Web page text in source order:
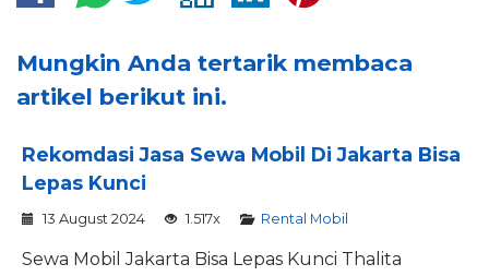
Mungkin Anda tertarik membaca
artikel berikut ini.
Rekomdasi Jasa Sewa Mobil Di Jakarta Bisa
Lepas Kunci
13 August 2024 1.517x Rental Mobil
Sewa Mobil Jakarta Bisa Lepas Kunci Thalita